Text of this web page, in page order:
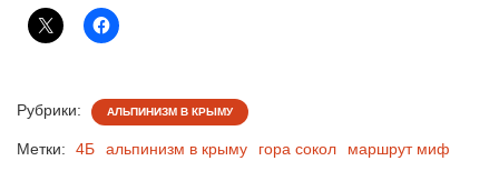
Рубрики: АЛЬПИНИЗМ В КРЫМУ
Метки: 4Б альпинизм в крыму гора сокол
маршрут миф